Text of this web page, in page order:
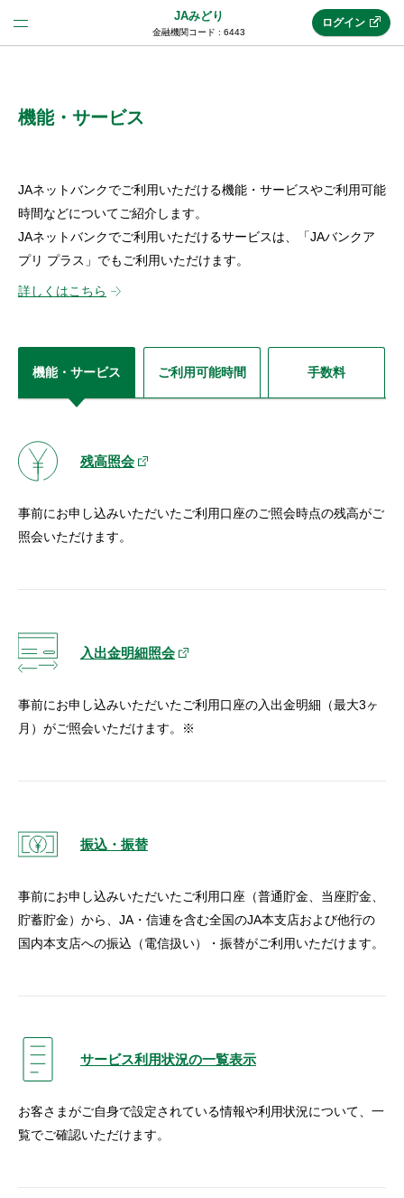
JAみどり
金融機関コード : 6443
(法人JAネットバンク)
JAネットバンクトップ
メリット
使い方
困った時は
ログイン
機能・サービス
JAネットバンクでご利用いただける機能・サービスやご利用可能
時間などについてご紹介します。
JAネットバンクでご利用いただけるサービスは、「JAバンクア
プリ プラス」でもご利用いただけます。
詳しくはこちら
機能・サービス ご利用可能時間 手数料
残高照会
事前にお申し込みいただいたご利用口座のご照会時点の残高がご
照会いただけます。
入出金明細照会
事前にお申し込みいただいたご利用口座の入出金明細（最大3ヶ
月）がご照会いただけます。※
振込・振替
事前にお申し込みいただいたご利用口座（普通貯金、当座貯金、
貯蓄貯金）から、JA・信連を含む全国のJA本支店および他行の
国内本支店への振込（電信扱い）・振替がご利用いただけます。
サービス利用状況の一覧表示
お客さまがご自身で設定されている情報や利用状況について、一
覧でご確認いただけます。